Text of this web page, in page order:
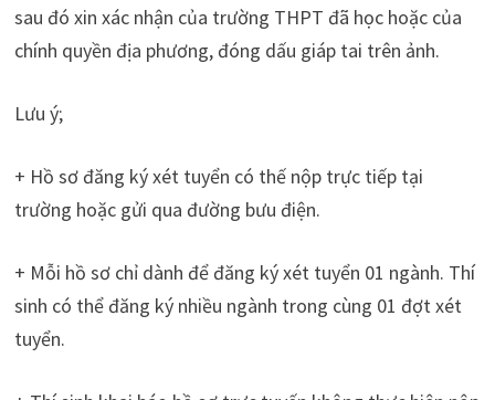
sau đó xin xác nhận của trường THPT đã học hoặc của
chính quyền địa phương, đóng dấu giáp tai trên ảnh.
Lưu ý;
+ Hồ sơ đăng ký xét tuyển có thế nộp trực tiếp tại
trường hoặc gửi qua đường bưu điện.
+ Mỗi hồ sơ chỉ dành để đăng ký xét tuyển 01 ngành. Thí
sinh có thể đăng ký nhiều ngành trong cùng 01 đợt xét
tuyển.